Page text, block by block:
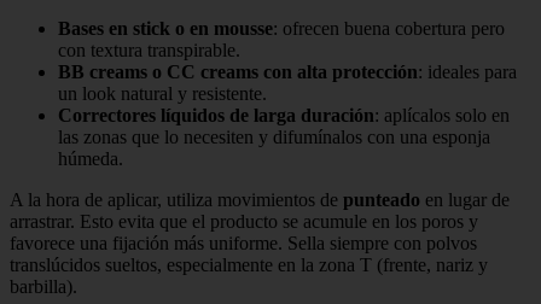
Bases en stick o en mousse: ofrecen buena cobertura pero
con textura transpirable.
BB creams o CC creams con alta protección: ideales para
un look natural y resistente.
Correctores líquidos de larga duración: aplícalos solo en
las zonas que lo necesiten y difumínalos con una esponja
húmeda.
A la hora de aplicar, utiliza movimientos de punteado en lugar de
arrastrar. Esto evita que el producto se acumule en los poros y
favorece una fijación más uniforme. Sella siempre con polvos
translúcidos sueltos, especialmente en la zona T (frente, nariz y
barbilla).